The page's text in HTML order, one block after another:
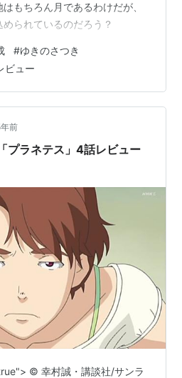
もちろん月であるわけだが、
られているのだろう？
#ゆきのさつき
ビュー
前
ラネテス」4話レビュー
© 幸村誠・講談社/サンラ